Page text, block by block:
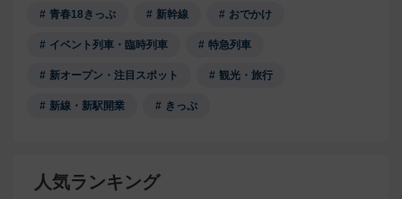
青春18きっぷ 新幹線 おでかけ
イベント列車・臨時列車 特急列車
新オープン・注目スポット 観光・旅行
新線・新駅開業 きっぷ
人気ランキング